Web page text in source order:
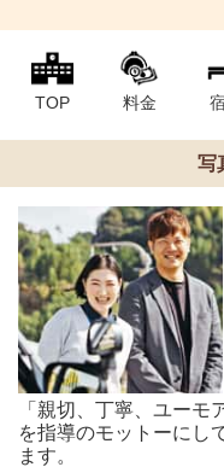
TOP 料金
写
「親切、丁寧、ユーモ
を指導のモットーにし
ます。